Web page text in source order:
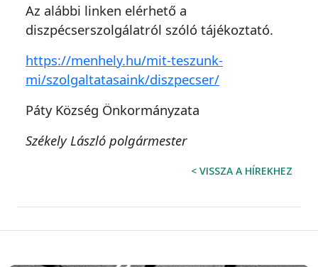
Az alábbi linken elérhető a
diszpécserszolgálatról szóló tájékoztató.
https://menhely.hu/mit-teszunk-
mi/szolgaltatasaink/diszpecser/
Páty Község Önkormányzata
Székely László polgármester
< VISSZA A HÍREKHEZ